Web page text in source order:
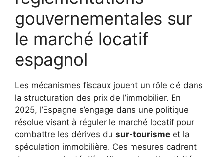
gouvernementales sur
le marché locatif
espagnol
Les mécanismes fiscaux jouent un rôle clé dans
la structuration des prix de l’immobilier. En
2025, l’Espagne s’engage dans une politique
résolue visant à réguler le marché locatif pour
combattre les dérives du sur-tourisme et la
spéculation immobilière. Ces mesures cadrent